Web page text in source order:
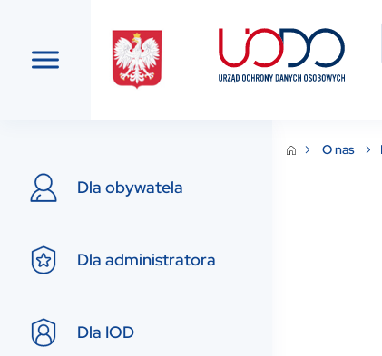
Dla obywatela
Dla administratora
Dla IOD
O nas